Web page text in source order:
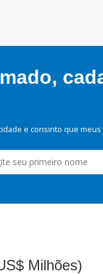
e consinto que
Milhões)